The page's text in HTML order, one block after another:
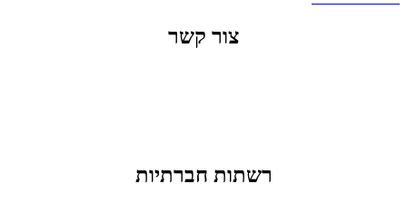
צור קשר
רשתות חברתיות